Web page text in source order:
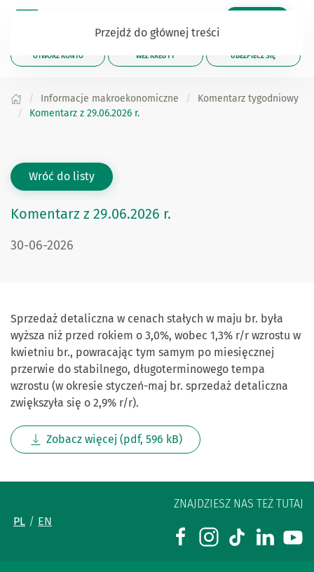
Przejdź do głównej treści
OTWÓRZ KONTO WEŹ KREDYT UBEZPIECZ SIĘ
Informacje makroekonomiczne
Komentarz tygodniowy
Komentarz z 29.06.2026 r.
Wróć do listy
Komentarz z 29.06.2026 r.
30-06-2026
Sprzedaż detaliczna w cenach stałych w maju br. była
wyższa niż przed rokiem o 3,0%, wobec 1,3% r/r wzrostu w
kwietniu br., powracając tym samym po miesięcznej
przerwie do stabilnego, długoterminowego tempa
wzrostu (w okresie styczeń-maj br. sprzedaż detaliczna
zwiększyła się o 2,9% r/r).
Zobacz więcej (pdf, 596 kB)
PL EN
ZNAJDZIESZ NAS TEŻ TUTAJ